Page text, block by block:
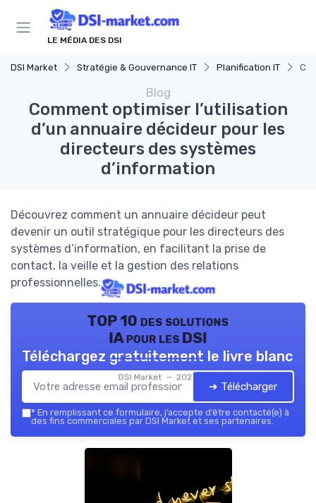
LE MÉDIA DES DSI
DSI Market Stratégie & Gouvernance IT Planification IT
Blog
Comment optimiser l’utilisation
d’un annuaire décideur pour les
directeurs des systèmes
d’information
Découvrez comment un annuaire décideur peut
devenir un outil stratégique pour les directeurs des
systèmes d’information, en facilitant la prise de
contact, la veille et la gestion des relations
professionnelles.
TOP 10 des solutions
IA pour les DSI
DSI Market — 2026
Téléchargez gratuitement le livre blanc
➔ Télécharger
* En remplissant ce formulaire, j’accepte d’être contacté(e) à
des fins commerciales par DSI Market et ses partenaires.
Panneau de gestion des cookies